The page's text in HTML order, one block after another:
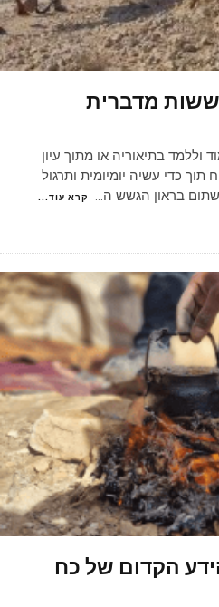
מדברית
בתיאוריה או מתוך עיון
כדי עשיה יומיומית ותרגול
בראון הגשש ה
קרא עוד...
הקדום של כח